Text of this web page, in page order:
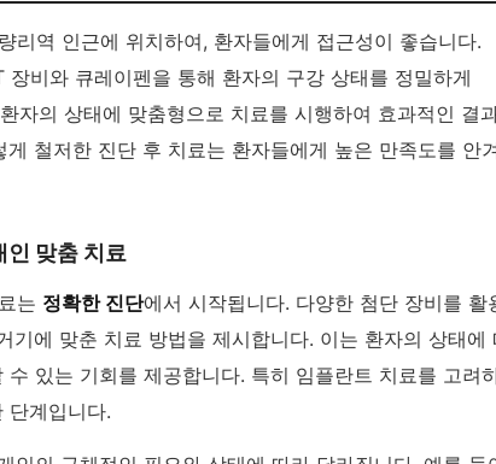
리역 인근에 위치하여, 환자들에게 접근성이 좋습니다.
비와 큐레이펜을 통해 환자의 구강 상태를 정밀하게
자의 상태에 맞춤형으로 치료를 시행하여 효과적인 결
게 철저한 진단 후 치료는 환자들에게 높은 만족도를 안
인 맞춤 치료
는 정확한 진단에서 시작됩니다. 다양한 첨단 장비를 활
기에 맞춘 치료 방법을 제시합니다. 이는 환자의 상태에
수 있는 기회를 제공합니다. 특히 임플란트 치료를 고려
단계입니다.